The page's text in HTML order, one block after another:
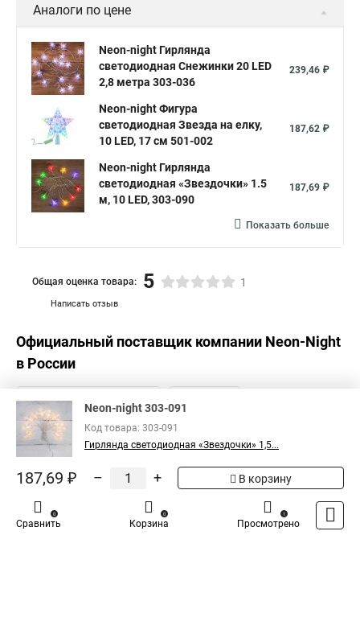
Аналоги по цене
Neon-night Гирлянда
светодиодная Снежинки 20 LED
2,8 метра 303-036
239,46 ₽
Neon-night Фигура
светодиодная Звезда на елку,
10 LED, 17 см 501-002
187,62 ₽
Neon-night Гирлянда
светодиодная «Звездочки» 1.5
м, 10 LED, 303-090
187,69 ₽
Показать больше
Написать отзыв
Общая оценка товара: 5 1
Официальный поставщик компании Neon-Night
в России
Neon-night 303-091
Код товара: 303-091
Гирлянда светодиодная «Звездочки» 1,5...
187,69 ₽ – + В корзину
Сравнить
0
Корзина
0
Просмотрено
1